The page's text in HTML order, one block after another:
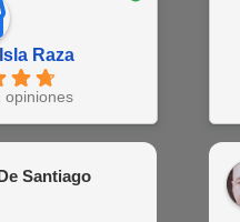
Raza
opiniones
Santiago